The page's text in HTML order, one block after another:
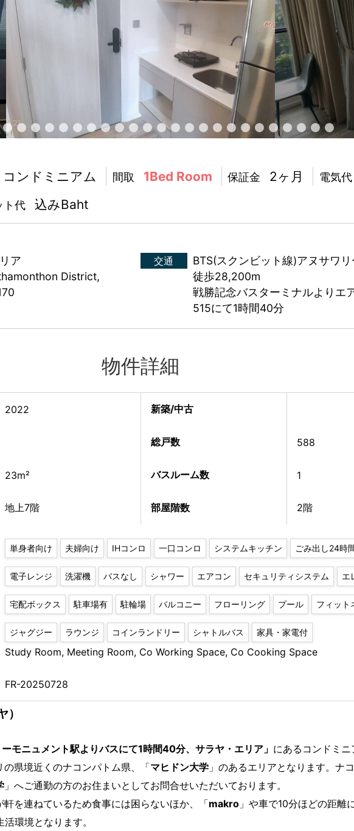
コンドミニアム 間取 1Bed Room 保証金 2ヶ月 電気代
ト代 込みBaht
ア
District,
交通
BTS(スクンビット線)アヌサワ
徒歩28,200m
戦勝記念バスターミナルよりエ
515にて1時間40分
物件詳細
2022 新築/中古
総戸数 588
23m² バスルーム数 1
地上7階 部屋階数 2階
単身者向け 夫婦向け IHコンロ 一口コンロ システムキッチン ごみ出し24時
電子レンジ 洗濯機 バスなし シャワー エアコン セキュリティシステム エ
宅配ボックス 駐車場有 駐輪場 バルコニー フローリング プール フィット
ジャグジー ラウンジ コインランドリー シャトルバス 家具・家電付
Study Room, Meeting Room, Co Working Space, Co Cooking Space
FR-20250728
ーモニュメント駅よりバスにて1時間40分、サラヤ・エリア」 にあるコンドミニ
の県境近くのナコンパトム県、「マヒドン大学 」のあるエリアとなります。ナ
」へご通勤の方のお住まいとしてお問合せいただいております。
軒を連ねているため食事には困らないほか、「makro 」や車で10分ほどの距離
活環境となります。